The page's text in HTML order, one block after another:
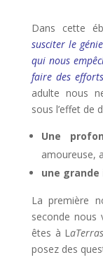
Dans cette
susciter le
qui nous
faire des efforts
adulte nous
sous l’effet de
Une
amoureuse,
une
La première
seconde nous
êtes à L
posez des